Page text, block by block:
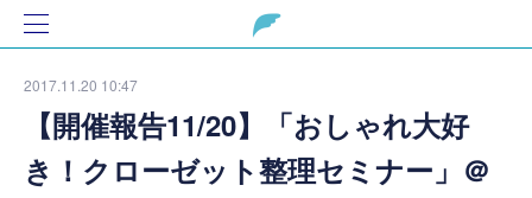
2017.11.20 10:47
【開催報告11/20】「おしゃれ大好
き！クローゼット整理セミナー」＠